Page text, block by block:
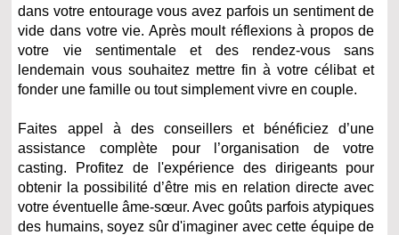
dans votre entourage vous avez parfois un sentiment de
vide dans votre vie. Après moult réflexions à propos de
votre vie sentimentale et des rendez-vous sans
lendemain vous souhaitez mettre fin à votre célibat et
fonder une famille ou tout simplement vivre en couple.
Faites appel à des conseillers et bénéficiez d’une
assistance complète pour l’organisation de votre
casting. Profitez de l'expérience des dirigeants pour
obtenir la possibilité d’être mis en relation directe avec
votre éventuelle âme-sœur. Avec goûts parfois atypiques
des humains, soyez sûr d'imaginer avec cette équipe de